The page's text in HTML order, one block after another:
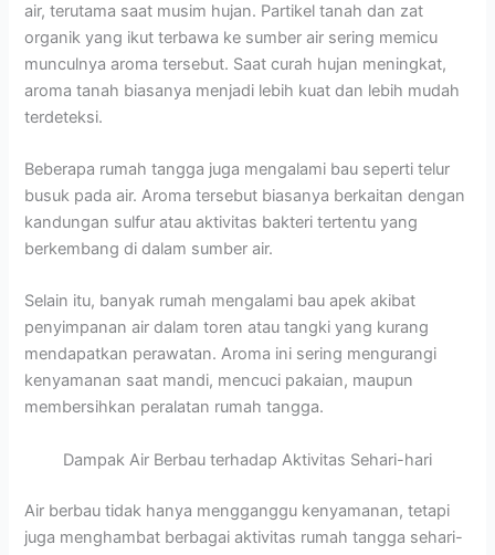
air, terutama saat musim hujan. Partikel tanah dan zat
organik yang ikut terbawa ke sumber air sering memicu
munculnya aroma tersebut. Saat curah hujan meningkat,
aroma tanah biasanya menjadi lebih kuat dan lebih mudah
terdeteksi.
Beberapa rumah tangga juga mengalami bau seperti telur
busuk pada air. Aroma tersebut biasanya berkaitan dengan
kandungan sulfur atau aktivitas bakteri tertentu yang
berkembang di dalam sumber air.
Selain itu, banyak rumah mengalami bau apek akibat
penyimpanan air dalam toren atau tangki yang kurang
mendapatkan perawatan. Aroma ini sering mengurangi
kenyamanan saat mandi, mencuci pakaian, maupun
membersihkan peralatan rumah tangga.
Dampak Air Berbau terhadap Aktivitas Sehari-hari
Air berbau tidak hanya mengganggu kenyamanan, tetapi
juga menghambat berbagai aktivitas rumah tangga sehari-